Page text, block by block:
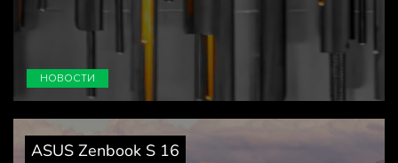
НОВОСТИ
ASUS Zenbook S 16